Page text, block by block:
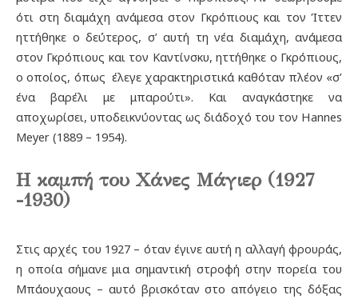
ότι στη διαμάχη ανάμεσα στον Γκρόπιους και τον Ίττεν
ηττήθηκε ο δεύτερος, σ’ αυτή τη νέα διαμάχη, ανάμεσα
στον Γκρόπιους και τον Καντίνσκυ, ηττήθηκε ο Γκρόπιους,
ο οποίος, όπως έλεγε χαρακτηριστικά καθόταν πλέον «σ’
ένα βαρέλι με μπαρούτι». Και αναγκάστηκε να
αποχωρίσει, υποδεικνύοντας ως διάδοχό του τον Hannes
Meyer (1889 – 1954).
Η καμπή του Χάνες Μάγιερ (1927
-1930)
Στις αρχές του 1927 – όταν έγινε αυτή η αλλαγή φρουράς,
η οποία σήμανε μια σημαντική στροφή στην πορεία του
Μπάουχαους – αυτό βρισκόταν στο απόγειο της δόξας